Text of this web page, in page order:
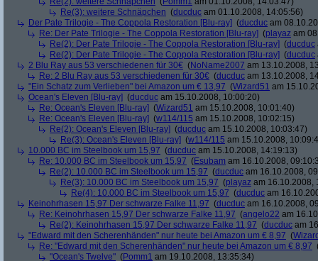
Re(3): weitere Schnäpchen (ducduc am 01.10.2008, 14:05:56)
Der Pate Trilogie - The Coppola Restoration [Blu-ray] (ducduc am
Re: Der Pate Trilogie - The Coppola Restoration [Blu-ray] (playaz am
Re(2): Der Pate Trilogie - The Coppola Restoration [Blu-ray] (ducduc
Re(2): Der Pate Trilogie - The Coppola Restoration [Blu-ray] (ducduc
2 Blu Ray aus 53 verschiedenen für 30€ (NoName2007 am 13.10.2008,
Re: 2 Blu Ray aus 53 verschiedenen für 30€ (ducduc am 13.10.2008,
"Ein Schatz zum Verlieben" bei Amazon um € 13,97 (Wizard51 am
Ocean's Eleven [Blu-ray] (ducduc am 15.10.2008, 10:00:20)
Re: Ocean's Eleven [Blu-ray] (Wizard51 am 15.10.2008, 10:01:40)
Re: Ocean's Eleven [Blu-ray] (w114/115 am 15.10.2008, 10:02:15)
Re(2): Ocean's Eleven [Blu-ray] (ducduc am 15.10.2008, 10:03:47)
Re(3): Ocean's Eleven [Blu-ray] (w114/115 am 15.10.2008,
10.000 BC im Steelbook um 15,97 (ducduc am 15.10.2008, 14:19:13)
Re: 10.000 BC im Steelbook um 15,97 (Esubam am 16.10.2008,
Re(2): 10.000 BC im Steelbook um 15,97 (ducduc am 16.10.2008,
Re(3): 10.000 BC im Steelbook um 15,97 (playaz am 16.10.2008,
Re(4): 10.000 BC im Steelbook um 15,97 (ducduc am
Keinohrhasen 15,97 Der schwarze Falke 11,97 (ducduc am 16.10.2008,
Re: Keinohrhasen 15,97 Der schwarze Falke 11,97 (angelo22 am
Re(2): Keinohrhasen 15,97 Der schwarze Falke 11,97 (ducduc am
"Edward mit den Scherenhänden" nur heute bei Amazon um € 8,97 (
Re: "Edward mit den Scherenhänden" nur heute bei Amazon um € 8,97
"Ocean's Twelve" (Pomm1 am 19.10.2008, 13:35:34)